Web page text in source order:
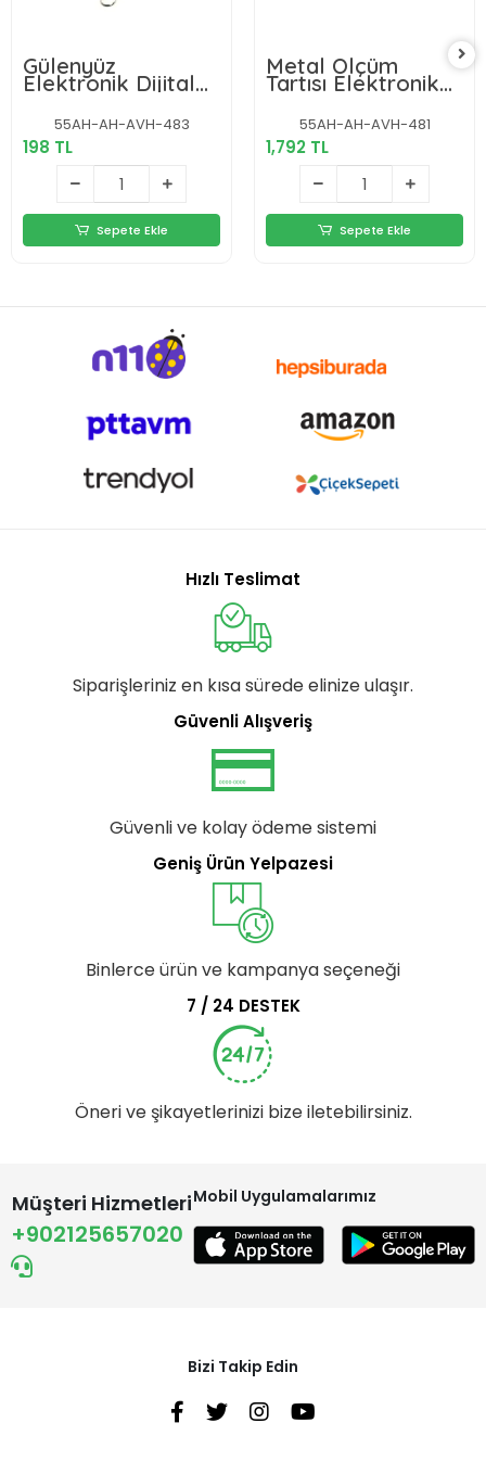
Gülenyüz
Elektronik Dijital
El Kantarı 50 Kg
Terazi Tartı 10 Gr
Hassas55AH-AH-AVH-483
198 TL
Sepete Ekle
Metal Ölçüm
Tartısı Elektronik
Terazi Bakkal
Manav Market Ve
Pazarcı Tartısı
40kg
55AH-AH-AVH-481
1,792 TL
Sepete Ekle
Hızlı Teslimat
Siparişleriniz en kısa sürede elinize ulaşır.
Güvenli Alışveriş
Güvenli ve kolay ödeme sistemi
Geniş Ürün Yelpazesi
Binlerce ürün ve kampanya seçeneği
7 / 24 DESTEK
Öneri ve şikayetlerinizi bize iletebilirsiniz.
Müşteri Hizmetleri
+902125657020
Mobil Uygulamalarımız
Bizi Takip Edin